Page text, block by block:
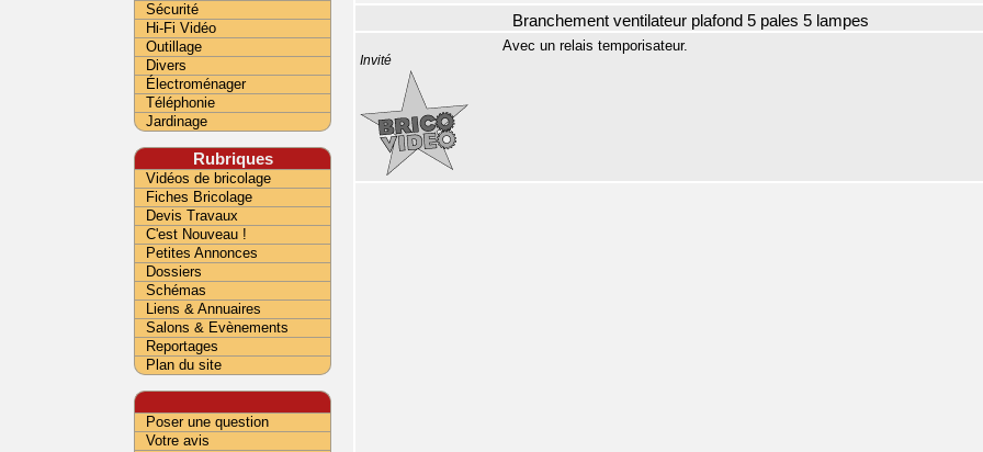
Branchement ventilateur plafond 5 pales 5 lampes
Invité
Avec un relais temporisateur.
Sécurité
Hi-Fi Vidéo
Outillage
Divers
Électroménager
Téléphonie
Jardinage
Rubriques
Vidéos de bricolage
Fiches Bricolage
Devis Travaux
C'est Nouveau !
Petites Annonces
Dossiers
Schémas
Liens & Annuaires
Salons & Evènements
Reportages
Plan du site
Poser une question
Votre avis